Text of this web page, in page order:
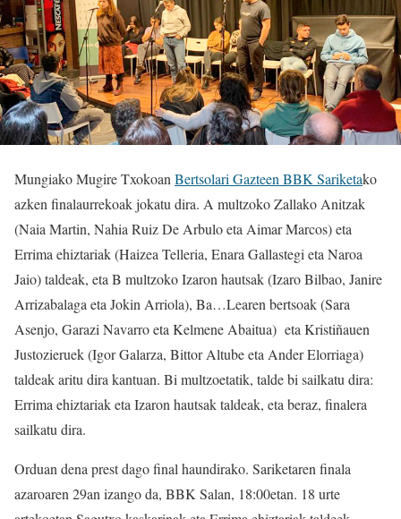
Mungiako Mugire TxokoanBertsolari Gazteen BBK Sariketako
azken finalaurrekoak jokatu dira. A multzoko Zallako Anitzak
(Naia Martin, Nahia Ruiz De Arbulo eta Aimar Marcos) eta
Errima ehiztariak (Haizea Telleria, Enara Gallastegi eta Naroa
Jaio) taldeak, eta B multzoko Izaron hautsak (Izaro Bilbao, Janire
Arrizabalaga eta Jokin Arriola), Ba…Learen bertsoak (Sara
Asenjo, Garazi Navarro eta Kelmene Abaitua) eta Kristiñauen
Justozieruek (Igor Galarza, Bittor Altube eta Ander Elorriaga)
taldeak aritu dira kantuan. Bi multzoetatik, talde bi sailkatu dira:
Errima ehiztariak eta Izaron hautsak taldeak, eta beraz, finalera
sailkatu dira.
Orduan dena prest dago final haundirako. Sariketaren finala
azaroaren 29an izango da, BBK Salan, 18:00etan. 18 urte